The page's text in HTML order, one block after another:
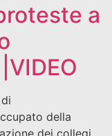
a
della
dei collegi